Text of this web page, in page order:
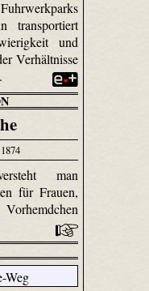
transportiert
und
Verhältnisse
man
für Frauen,